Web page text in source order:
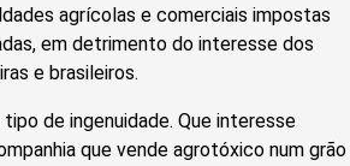
agrícolas e comerciais impostas
em detrimento do interesse dos
e brasileiros.
tipo de ingenuidade. Que interesse
que vende agrotóxico num grão